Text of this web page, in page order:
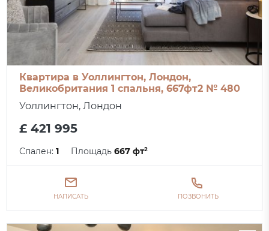
Квартира в Уоллингтон, Лондон,
Великобритания 1 спальня, 667фт2 № 480
Уоллингтон, Лондон
£ 421 995
Спален:1 Площадь667 фт²
НАПИСАТЬ ПОЗВОНИТЬ